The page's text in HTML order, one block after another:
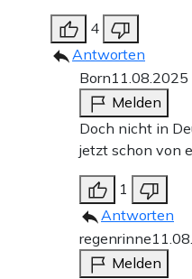
4
Antworten
Born
Melden
Doch nicht in
jetzt schon von
1
Antworten
regenrinne
Melden